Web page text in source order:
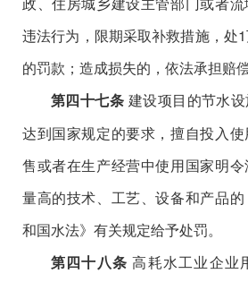
违法行为，限期采取补救措施，处
的罚款；造成损失的，依法承担赔偿
第四十七条 建设项目的节水
达到国家规定的要求，擅自投入
售或者在生产经营中使用国家明
量高的技术、工艺、设备和产品
和国水法》有关规定给予处罚。
第四十八条 高耗水工业企业